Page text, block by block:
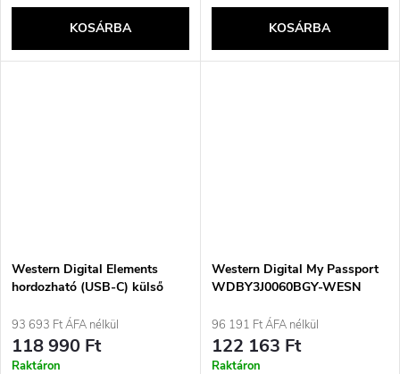
KOSÁRBA KOSÁRBA
Western Digital Elements
hordozható (USB-C) külső
USB Type-C 3.2 Gen 1 (3.1
Gen 1) fekete
93 693 Ft ÁFA nélkül
118 990 Ft
Raktáron
Western Digital My Passport
WDBY3J0060BGY-WESN
2,5&quot; USB Type C 3.2 Gen
1 (3.1 Gen 1) szürke
96 191 Ft ÁFA nélkül
122 163 Ft
Raktáron